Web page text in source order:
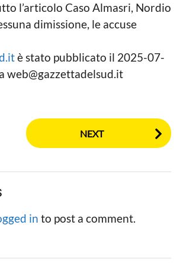
l’articolo Caso Almasri, Nordio
dimissione, le accuse
è stato pubblicato il 2025-07-
web@gazzettadelsud.it
NEXT
in to post a comment.